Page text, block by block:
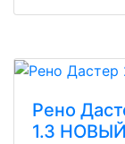
Рено
1.3 НОВЫЙ